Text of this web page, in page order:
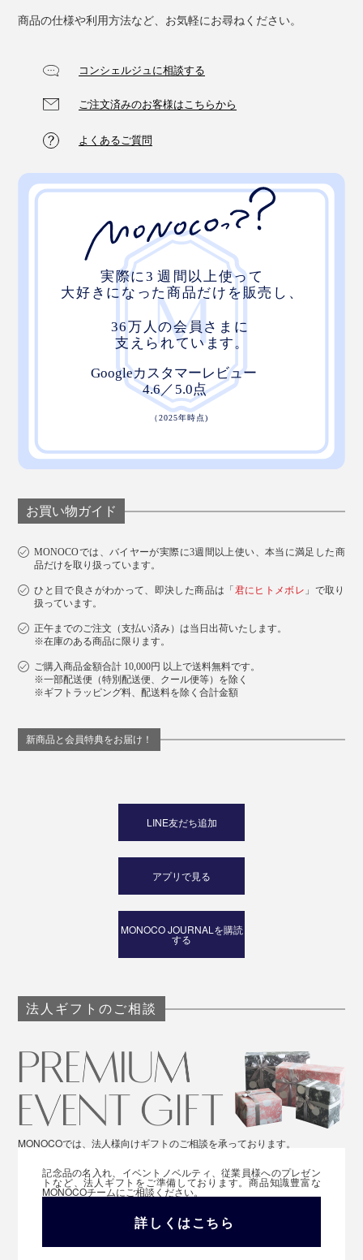
商品の仕様や利用方法など、お気軽にお尋ねください。
コンシェルジュに相談する
ご注文済みのお客様はこちらから
よくあるご質問
お買い物ガイド
MONOCOでは、バイヤーが実際に3週間以上使い、本当に満足した商
品だけを取り扱っています。
ひと目で良さがわかって、即決した商品は「 君にヒトメボレ 」で取り
扱っています。
正午までのご注文（支払い済み）は当日出荷いたします。
※在庫のある商品に限ります。
ご購入商品金額合計 10,000円 以上で送料無料です。
※一部配送便（特別配送便、クール便等）を除く
※ギフトラッピング料、配送料を除く合計金額
新商品と会員特典をお届け！
LINE友だち追加
アプリで見る
MONOCO JOURNALを購読
する
法人ギフトのご相談
MONOCOでは、法人様向けギフトのご相談を承っております。
記念品の名入れ、イベントノベルティ、従業員様へのプレゼン
トなど、法人ギフトをご準備しております。商品知識豊富な
MONOCOチームにご相談ください。
詳しくはこちら